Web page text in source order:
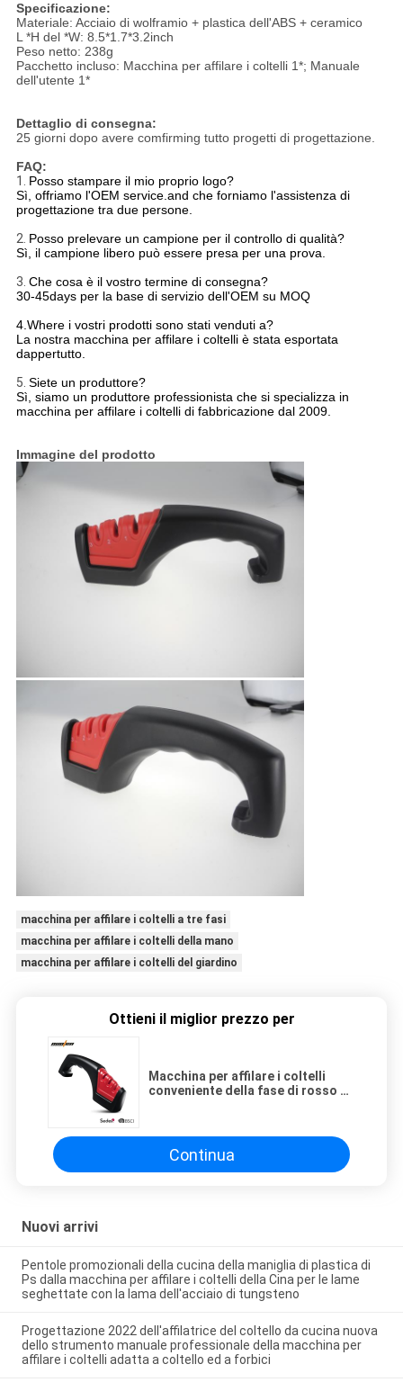
Specificazione:
Materiale: Acciaio di wolframio + plastica dell'ABS + ceramico
L *H del *W: 8.5*1.7*3.2inch
Peso netto: 238g
Pacchetto incluso: Macchina per affilare i coltelli 1*; Manuale
dell'utente 1*
Dettaglio di consegna:
25 giorni dopo avere comfirming tutto progetti di progettazione.
FAQ:
1. Posso stampare il mio proprio logo?
Sì, offriamo l'OEM service.and che forniamo l'assistenza di
progettazione tra due persone.
2. Posso prelevare un campione per il controllo di qualità?
Sì, il campione libero può essere presa per una prova.
3. Che cosa è il vostro termine di consegna?
30-45days per la base di servizio dell'OEM su MOQ
4.Where i vostri prodotti sono stati venduti a?
La nostra macchina per affilare i coltelli è stata esportata
dappertutto.
5. Siete un produttore?
Sì, siamo un produttore professionista che si specializza in
macchina per affilare i coltelli di fabbricazione dal 2009.
Immagine del prodotto
macchina per affilare i coltelli a tre fasi
macchina per affilare i coltelli della mano
macchina per affilare i coltelli del giardino
Ottieni il miglior prezzo per
Macchina per affilare i coltelli
conveniente della fase di rosso 3
Continua
Nuovi arrivi
Pentole promozionali della cucina della maniglia di plastica di
Ps dalla macchina per affilare i coltelli della Cina per le lame
seghettate con la lama dell'acciaio di tungsteno
Progettazione 2022 dell'affilatrice del coltello da cucina nuova
dello strumento manuale professionale della macchina per
affilare i coltelli adatta a coltello ed a forbici